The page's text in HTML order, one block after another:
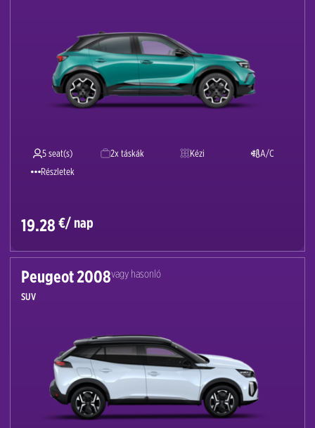
5 seat(s) 2x táskák Kézi
A/C
Részletek
19.28 €/ nap
Peugeot 2008vagy hasonló
SUV